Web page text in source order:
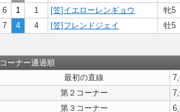
6
1 1 [笠]イエローレンギョウ
牝5
7
4 4 [笠]フレンドジェイ 牡5
コーナー通過順
最初の直線
第２コーナー
第３コーナー